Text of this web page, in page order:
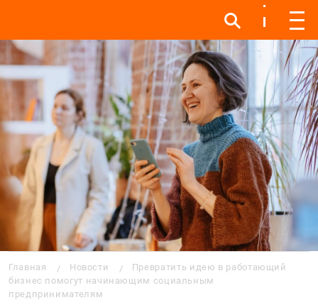
Инфо Инфо Меню
Главная Новости
Превратить идею в работающий
бизнес помогут начинающим социальным
предпринимателям